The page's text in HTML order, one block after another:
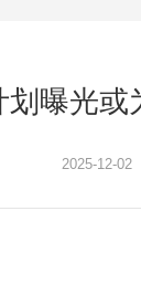
曝光
2025-12-02